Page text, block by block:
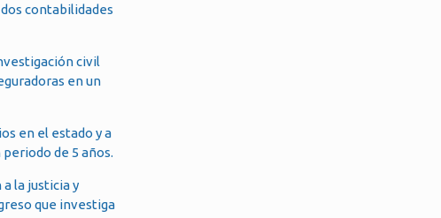
contabilidades
civil
en un
en el estado y a
de 5 años.
la justicia y
que investiga